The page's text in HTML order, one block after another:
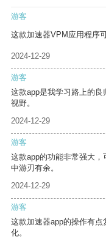
游客
这款加速器VPM应用程序
2024-12-29
游客
这款app是我学习路上的
视野。
2024-12-29
游客
这款app的功能非常强大
中游刃有余。
2024-12-29
游客
这款加速器app的操作有
化。